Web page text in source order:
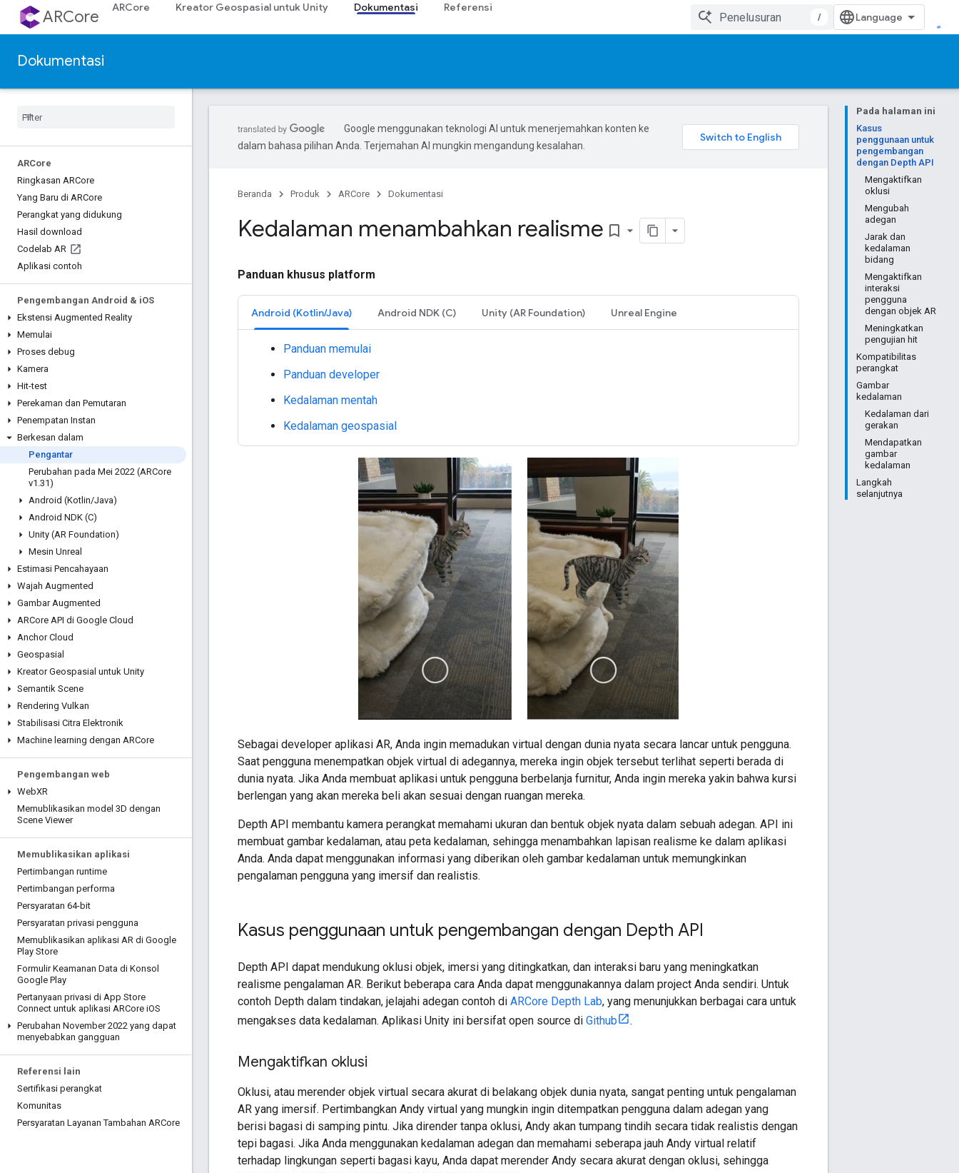
ARCore ARCore Kreator Geospasial untuk Unity Dokumentasi Referensi
/
Dokumentasi
ARCore
Ringkasan ARCore
Yang Baru di ARCore
Perangkat yang didukung
Hasil download
Codelab AR
Aplikasi contoh
Pengembangan Android & iOS
Ekstensi Augmented Reality
Memulai
Proses debug
Kamera
Hit-test
Perekaman dan Pemutaran
Penempatan Instan
Berkesan dalam
Pengantar
Perubahan pada Mei 2022 (ARCore
v1 .31)
Android (Kotlin/Java)
Android NDK (C)
Unity (AR Foundation)
Mesin Unreal
Estimasi Pencahayaan
Wajah Augmented
Gambar Augmented
ARCore API di Google Cloud
Anchor Cloud
Geospasial
Kreator Geospasial untuk Unity
Semantik Scene
Rendering Vulkan
Stabilisasi Citra Elektronik
Machine learning dengan ARCore
Pengembangan web
WebXR
Memublikasikan model 3D dengan
Scene Viewer
Memublikasikan aplikasi
Pertimbangan runtime
Pertimbangan performa
Persyaratan 64-bit
Persyaratan privasi pengguna
Memublikasikan aplikasi AR di Google
Play Store
Formulir Keamanan Data di Konsol
Google Play
Pertanyaan privasi di App Store
Connect untuk aplikasi ARCore iOS
Perubahan November 2022 yang dapat
menyebabkan gangguan
Referensi lain
Sertifikasi perangkat
Komunitas
Persyaratan Layanan Tambahan ARCore
Pada halaman ini
Kasus
penggunaan untuk
pengembangan
dengan Depth API
Mengaktifkan
oklusi
Mengubah
adegan
Jarak dan
kedalaman
bidang
Mengaktifkan
interaksi
pengguna
dengan objek AR
Meningkatkan
pengujian hit
Kompatibilitas
perangkat
Gambar
kedalaman
Kedalaman dari
gerakan
Mendapatkan
gambar
kedalaman
Langkah
selanjutnya
Google menggunakan teknologi AI untuk menerjemahkan konten ke
dalam bahasa pilihan Anda. Terjemahan AI mungkin mengandung kesalahan.
Beranda Produk ARCore Dokumentasi
Kedalaman menambahkan realisme bookmark_border
Panduan khusus platform
Android (Kotlin/Java) Android NDK (C) Unity (AR Foundation) Unreal Engine
Panduan memulai
Panduan developer
Kedalaman mentah
Kedalaman geospasial
Sebagai developer aplikasi AR, Anda ingin memadukan virtual dengan dunia nyata secara lancar untuk pengguna.
Saat pengguna menempatkan objek virtual di adegannya, mereka ingin objek tersebut terlihat seperti berada di
dunia nyata. Jika Anda membuat aplikasi untuk pengguna berbelanja furnitur, Anda ingin mereka yakin bahwa kursi
berlengan yang akan mereka beli akan sesuai dengan ruangan mereka.
Depth API membantu kamera perangkat memahami ukuran dan bentuk objek nyata dalam sebuah adegan. API ini
membuat gambar kedalaman, atau peta kedalaman, sehingga menambahkan lapisan realisme ke dalam aplikasi
Anda. Anda dapat menggunakan informasi yang diberikan oleh gambar kedalaman untuk memungkinkan
pengalaman pengguna yang imersif dan realistis.
Kasus penggunaan untuk pengembangan dengan Depth API
Depth API dapat mendukung oklusi objek, imersi yang ditingkatkan, dan interaksi baru yang meningkatkan
realisme pengalaman AR. Berikut beberapa cara Anda dapat menggunakannya dalam project Anda sendiri. Untuk
contoh Depth dalam tindakan, jelajahi adegan contoh di ARCore Depth Lab, yang menunjukkan berbagai cara untuk
mengakses data kedalaman. Aplikasi Unity ini bersifat open source di Github .
Mengaktifkan oklusi
Oklusi, atau merender objek virtual secara akurat di belakang objek dunia nyata, sangat penting untuk pengalaman
AR yang imersif. Pertimbangkan Andy virtual yang mungkin ingin ditempatkan pengguna dalam adegan yang
berisi bagasi di samping pintu. Jika dirender tanpa oklusi, Andy akan tumpang tindih secara tidak realistis dengan
tepi bagasi. Jika Anda menggunakan kedalaman adegan dan memahami seberapa jauh Andy virtual relatif
terhadap lingkungan seperti bagasi kayu, Anda dapat merender Andy secara akurat dengan oklusi, sehingga